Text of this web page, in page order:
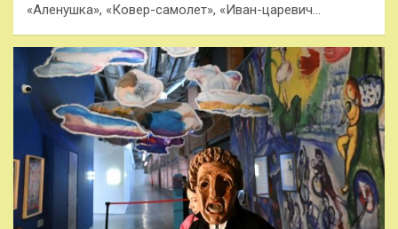
«Аленушка», «Ковер-самолет», «Иван-царевич…